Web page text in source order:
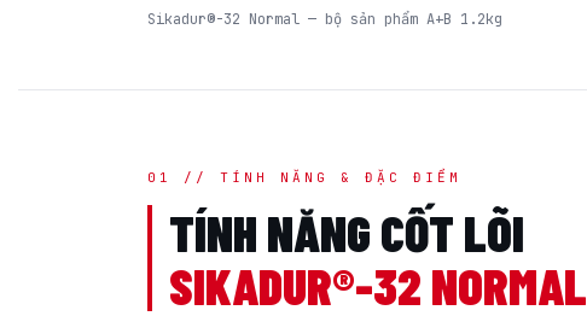
Sikadur®-32 Normal — bộ sản phẩm A+B 1.2kg
01 // TÍNH NĂNG & ĐẶC ĐIỂM
TÍNH NĂNG CỐT LÕI
SIKADUR®-32 NORMAL